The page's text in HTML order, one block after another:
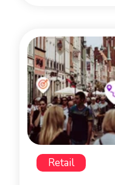
Retail